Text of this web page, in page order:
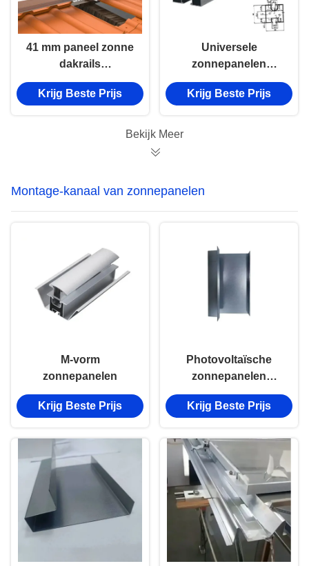
41 mm paneel zonne
dakrails
geanodiseerde
zonnepaneel
Krijg Beste Prijs
Universele
zonnepanelen
Montage Rails 3 meter
Zonne montage rails
Krijg Beste Prijs
Bekijk Meer
Montage-kanaal van zonnepanelen
M-vorm
zonnepanelen
Krijg Beste Prijs
Photovoltaïsche
zonnepanelen
Strutkanaal Zilveren
zonnepaneel Montage
Krijg Beste Prijs